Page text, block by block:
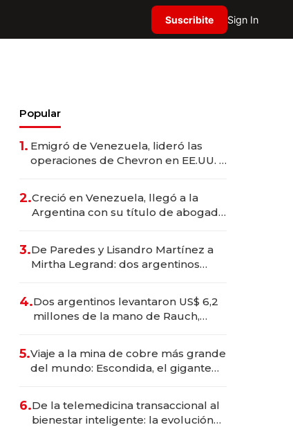
Suscribite Sign In
Popular
1. Emigró de Venezuela, lideró las
operaciones de Chevron en EE.UU. y
2.Creció en Venezuela, llegó a la
Argentina con su título de abogado
marcas "fast premium"
3.De Paredes y Lisandro Martínez a
Mirtha Legrand: dos argentinos
deportivo y el cuidado corporal
4.Dos argentinos levantaron US$ 6,2
millones de la mano de Rauch,
5.Viaje a la mina de cobre más grande
del mundo: Escondida, el gigante
6.De la telemedicina transaccional al
bienestar inteligente: la evolución